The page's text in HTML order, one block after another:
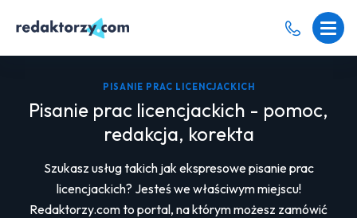
PISANIE PRAC LICENCJACKICH
Pisanie prac licencjackich - pomoc,
redakcja, korekta
Szukasz usług takich jak ekspresowe pisanie prac
licencjackich? Jesteś we właściwym miejscu!
Redaktorzy.com to portal, na którym możesz zamówić